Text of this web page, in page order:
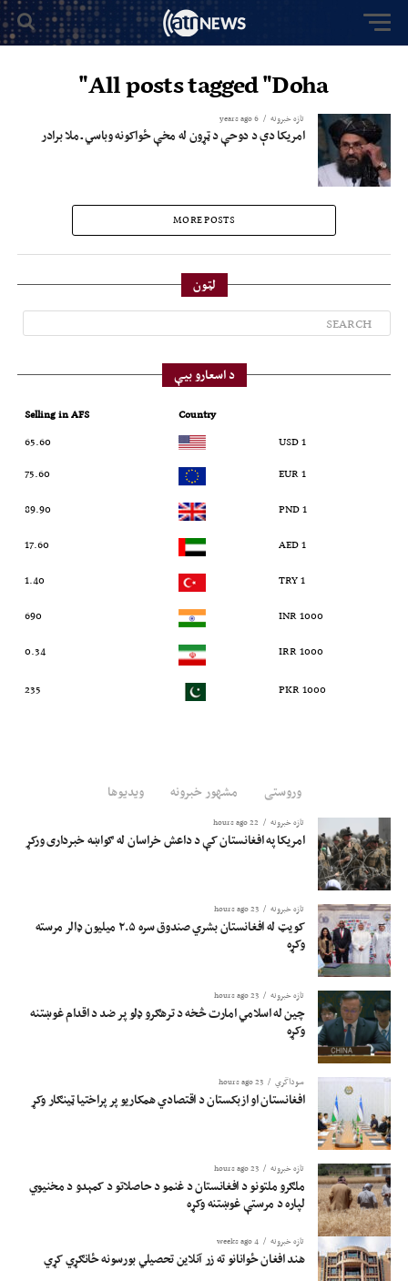
All posts tagged "Doha"
تازه خبرونه 6 years ago
امریکا دې د دوحې د ټړون له مخې ځواکونه وباسي ـ ملا برادر
MORE POSTS
لټون
د اسعارو بیې
Country
Selling in AFS
1 USD
65.60
1 EUR
75.60
1 PND
89.90
1 AED
17.60
1 TRY
1.40
1000 INR
690
1000 IRR
0.34
1000 PKR
235
وروستی مشهور خبرونه ویدیوها
تازه خبرونه 22 hours ago
امریکا په افغانستان کې د داعش خراسان له ګواښه خبرداری ورکړ
تازه خبرونه 23 hours ago
کویټ له افغانستان بشري صندوق سره ۲.۵ میلیون ډالر مرسته
وکړه
تازه خبرونه 23 hours ago
چین له اسلامي امارت څخه د ترهګرو ډلو پر ضد د اقدام غوښتنه
وکړه
سوداگري 23 hours ago
افغانستان او ازبکستان د اقتصادي همکاریو پر پراختیا ټینګار وکړ
تازه خبرونه 23 hours ago
ملګرو ملتونو د افغانستان د غنمو د حاصلاتو د کمېدو د مخنیوي
لپاره د مرستې غوښتنه وکړه
تازه خبرونه 4 weeks ago
هند افغان ځوانانو ته زر آنلاین تحصیلي بورسونه ځانګړي کړي